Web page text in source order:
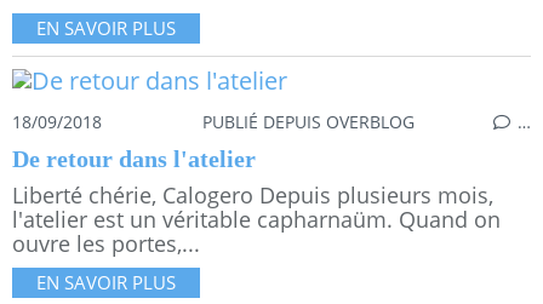
EN SAVOIR PLUS
18/09/2018 PUBLIÉ DEPUIS OVERBLOG …
De retour dans l'atelier
Liberté chérie, Calogero Depuis plusieurs mois,
l'atelier est un véritable capharnaüm. Quand on
ouvre les portes,...
EN SAVOIR PLUS